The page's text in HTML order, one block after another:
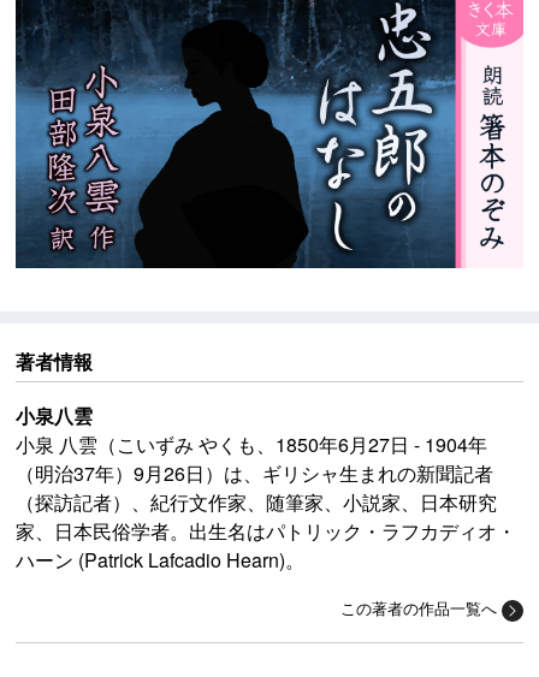
著者情報
小泉八雲
小泉 八雲（こいずみ やくも、1850年6月27日 - 1904年
（明治37年）9月26日）は、ギリシャ生まれの新聞記者
（探訪記者）、紀行文作家、随筆家、小説家、日本研究
家、日本民俗学者。出生名はパトリック・ラフカディオ・
ハーン (Patrick Lafcadio Hearn)。
この著者の作品一覧へ